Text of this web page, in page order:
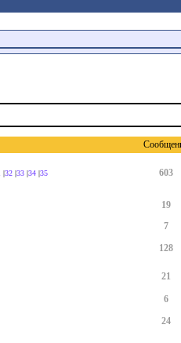
|32 |33 |34 |35
603
19
7
128
21
6
24